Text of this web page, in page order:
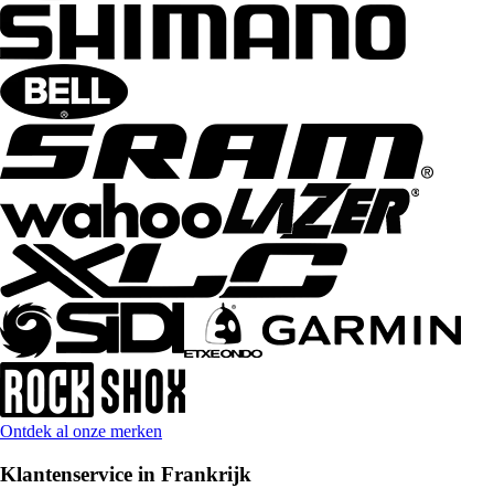
Ontdek al onze merken
Klantenservice in Frankrijk